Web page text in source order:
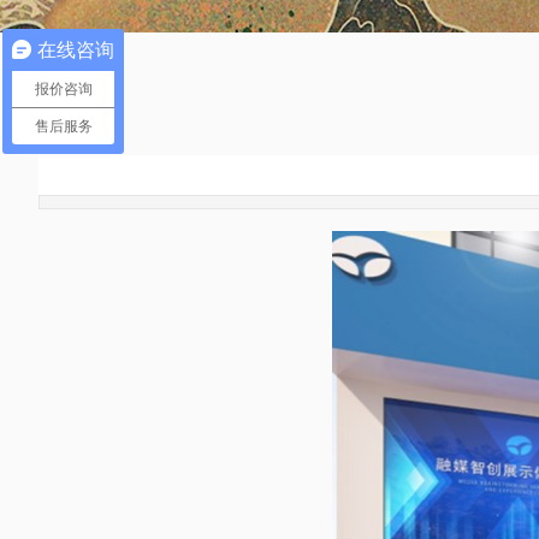
在线咨询
报价咨询
售后服务